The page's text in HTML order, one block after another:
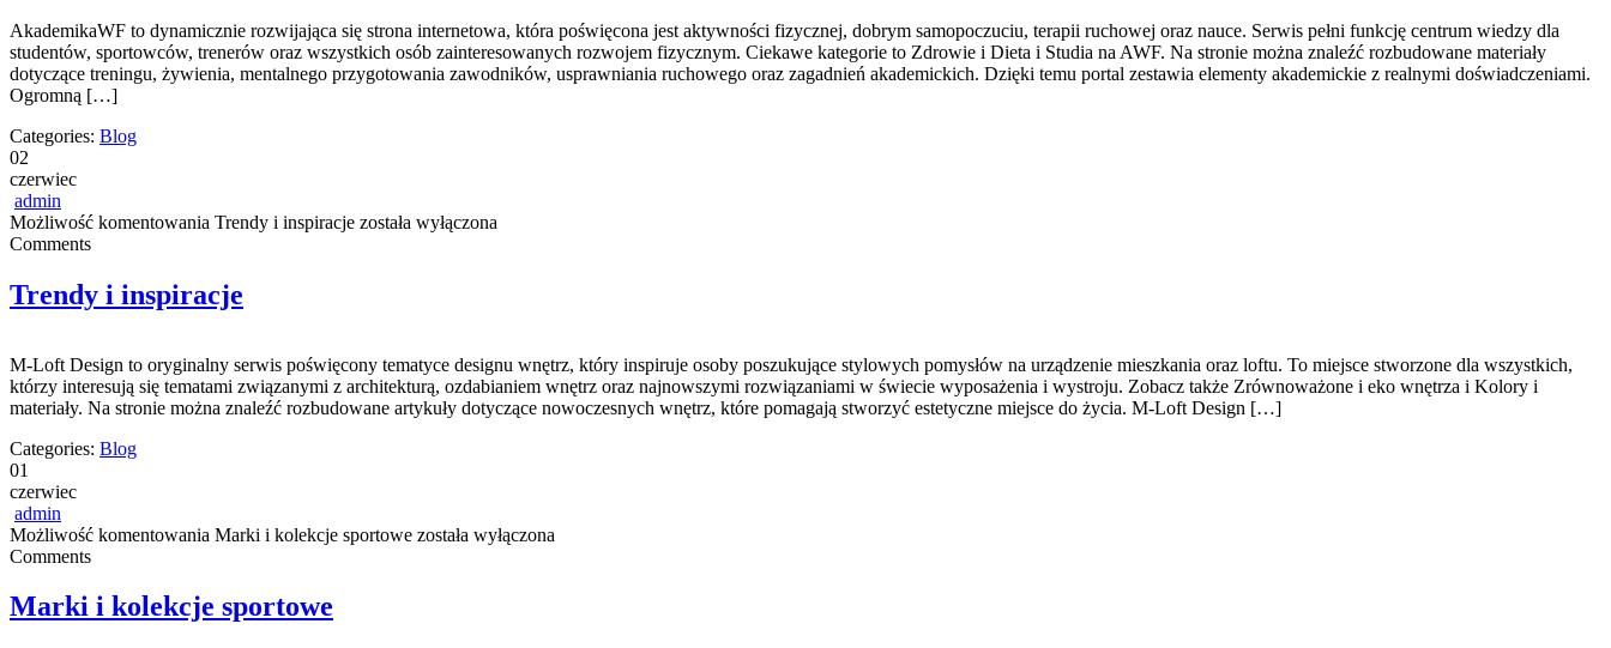
AkademikaWF to dynamicznie rozwijająca się strona internetowa, która poświęcona jest aktywności fizycznej, dobrym samopoczuciu, terapii ruchowej oraz nauce. Serwis pełni funkcję centrum wiedzy dla
studentów, sportowców, trenerów oraz wszystkich osób zainteresowanych rozwojem fizycznym. Ciekawe kategorie to Zdrowie i Dieta i Studia na AWF. Na stronie można znaleźć rozbudowane materiały
dotyczące treningu, żywienia, mentalnego przygotowania zawodników, usprawniania ruchowego oraz zagadnień akademickich. Dzięki temu portal zestawia elementy akademickie z realnymi doświadczeniami.
Ogromną […]
Categories: Blog
02
czerwiec
admin
Możliwość komentowania Trendy i inspiracje została wyłączona
Comments
Trendy i inspiracje
M-Loft Design to oryginalny serwis poświęcony tematyce designu wnętrz, który inspiruje osoby poszukujące stylowych pomysłów na urządzenie mieszkania oraz loftu. To miejsce stworzone dla wszystkich,
którzy interesują się tematami związanymi z architekturą, ozdabianiem wnętrz oraz najnowszymi rozwiązaniami w świecie wyposażenia i wystroju. Zobacz także Zrównoważone i eko wnętrza i Kolory i
materiały. Na stronie można znaleźć rozbudowane artykuły dotyczące nowoczesnych wnętrz, które pomagają stworzyć estetyczne miejsce do życia. M-Loft Design […]
Categories: Blog
01
czerwiec
admin
Możliwość komentowania Marki i kolekcje sportowe została wyłączona
Comments
Marki i kolekcje sportowe